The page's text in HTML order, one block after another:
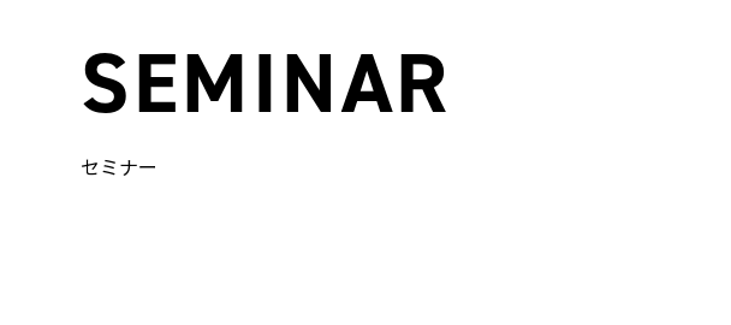
SEMINAR
セミナー